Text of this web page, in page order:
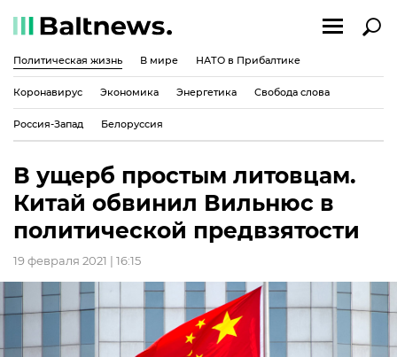
Политическая жизнь В мире НАТО в Прибалтике
Коронавирус Экономика Энергетика Свобода слова
Россия-Запад Белоруссия
В ущерб простым литовцам.
Китай обвинил Вильнюс в
политической предвзятости
19 февраля 2021 | 16:15